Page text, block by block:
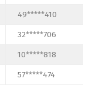
49*****410
32*****706
10*****818
57*****474